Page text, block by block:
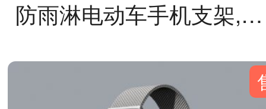
防雨淋电动车手机支架,电瓶摩托车外卖骑手导航支架,带头盔的电动车手机支架